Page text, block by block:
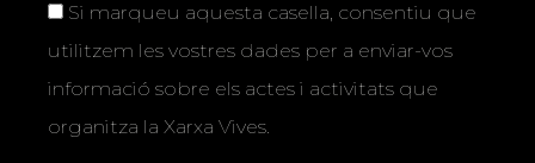
Si marqueu aquesta casella, consentiu que
utilitzem les vostres dades per a enviar-vos
informació sobre els actes i activitats que
organitza la Xarxa Vives.